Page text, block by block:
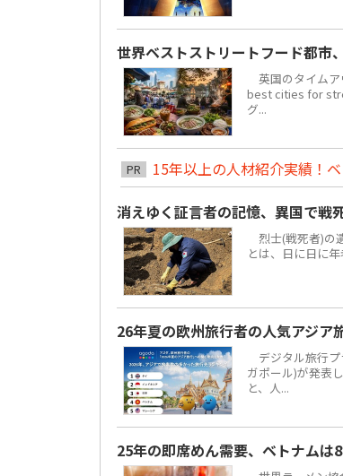
世界ベストストリートフード都
英国のタイムア
best cities for
グ...
PR
15年以上の人材紹介実績！ベ
消えゆく証言者の記憶、異国で戦
烈士(戦死者)の
とは、日に日に
26年夏の欧州旅行者の人気アジア
デジタル旅行プ
ガポール)が発表
と、人...
25年の即席めん需要、ベトナム